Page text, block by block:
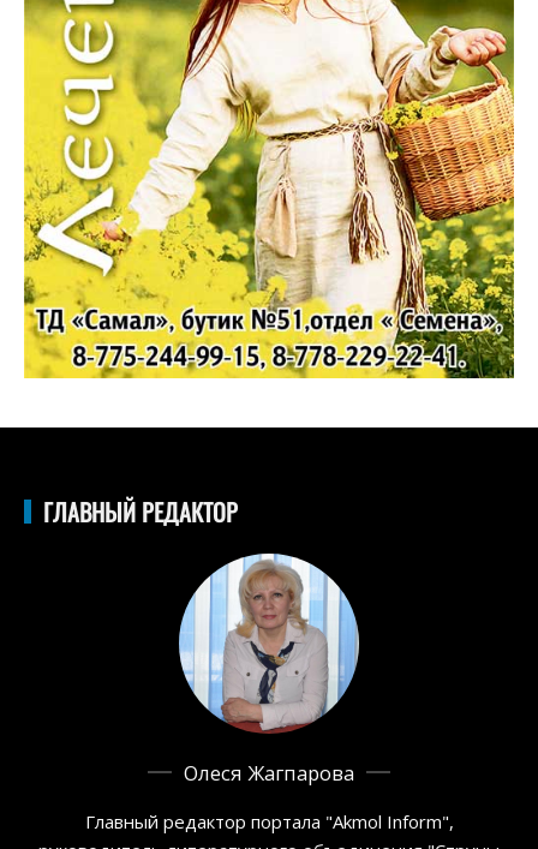
ГЛАВНЫЙ РЕДАКТОР
Олеся Жагпарова
Главный редактор портала "Akmol Inform",